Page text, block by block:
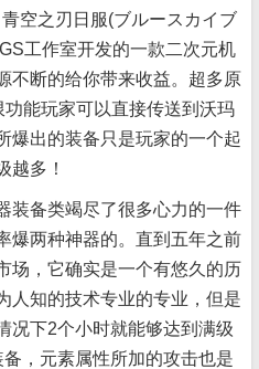
空之刃日服(ブルースカイブ
工作室开发的一款二次元机
不断的给你带来收益。超多原
能玩家可以直接传送到沃玛
爆出的装备只是玩家的一个起
越多！
备类竭尽了很多心力的一件
爆两种神器的。直到五年之前
场，它确实是一个有悠久的历
人知的技术专业的专业，但是
况下2个小时就能够达到满级
，元素属性所加的攻击也是